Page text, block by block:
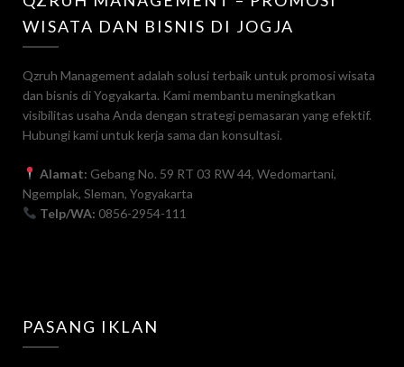
WISATA DAN BISNIS DI JOGJA
Qzruh Management adalah solusi terbaik untuk promosi wisata
dan bisnis di Yogyakarta. Kami membantu meningkatkan
visibilitas usaha Anda dengan strategi pemasaran yang efektif.
Hubungi kami untuk kerja sama dan konsultasi.
Alamat: Gebang No. 59 RT 03 RW 44, Wedomartani,
Ngemplak, Sleman, Yogyakarta
Telp/WA: 0856-2954-111
PASANG IKLAN